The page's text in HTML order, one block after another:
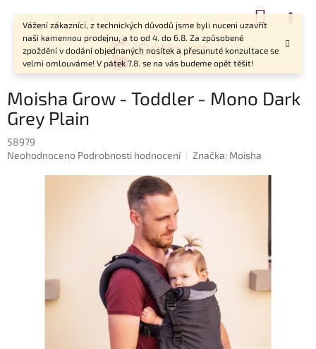
Vážení zákazníci, z technických důvodů jsme byli nuceni uzavřít
naši kamennou prodejnu, a to od 4. do 6.8. Za způsobené
zpoždění v dodání objednaných nosítek a přesunuté konzultace se
velmi omlouváme! V pátek 7.8. se na vás budeme opět těšit!
CZK
Moisha Grow - Toddler - Mono Dark
Grey Plain
58979
Průměrné
Neohodnoceno Podrobnosti hodnocení Značka: Moisha